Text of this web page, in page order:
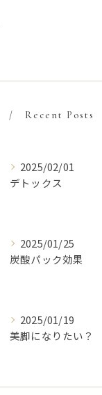
Recent Posts
2025/02/01
デトックス
2025/01/25
炭酸パック効果
2025/01/19
美脚になりたい？